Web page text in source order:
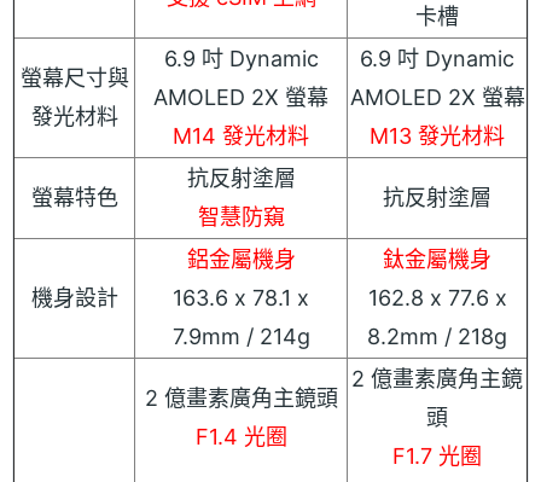
卡槽
螢幕尺寸與
發光材料
6.9 吋 Dynamic
AMOLED 2X 螢幕
M14 發光材料
6.9 吋 Dynamic
AMOLED 2X 螢幕
M13 發光材料
螢幕特色
抗反射塗層
智慧防窺
抗反射塗層
機身設計
鋁金屬機身
163.6 x 78.1 x
7.9mm / 214g
鈦金屬機身
162.8 x 77.6 x
8.2mm / 218g
2 億畫素廣角主鏡頭
F1.4 光圈
2 億畫素廣角主鏡
頭
F1.7 光圈